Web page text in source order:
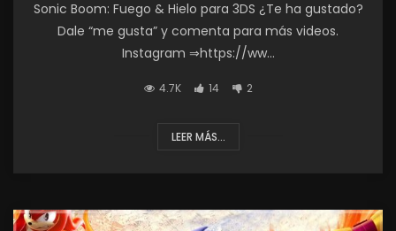
Sonic Boom: Fuego & Hielo para 3DS ¿Te ha gustado?
Dale “me gusta” y comenta para más videos.
Instagram ⇒https://ww...
4.7K 14 2
LEER MÁS...